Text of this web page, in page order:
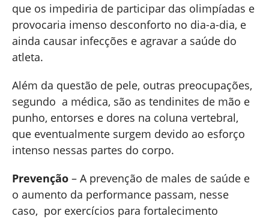
que os impediria de participar das olimpíadas e
provocaria imenso desconforto no dia-a-dia, e
ainda causar infecções e agravar a saúde do
atleta.
Além da questão de pele, outras preocupações,
segundo a médica, são as tendinites de mão e
punho, entorses e dores na coluna vertebral,
que eventualmente surgem devido ao esforço
intenso nessas partes do corpo.
Prevenção– A prevenção de males de saúde e
o aumento da performance passam, nesse
caso, por exercícios para fortalecimento